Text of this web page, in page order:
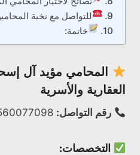
للتواصل مع نخبة
خاتمة:
المحامي مؤيد آل
العقارية والأسرية
رقم التواصل: 0560077098
التخصصات: